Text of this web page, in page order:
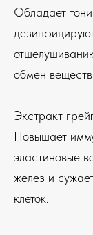
Обладает
обмен веществ.
Экстракт
Повышает
эластиновые
желез и
клеток.